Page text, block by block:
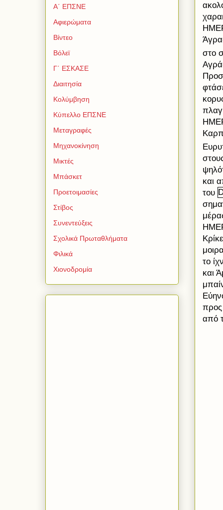
στο
και
του
το
και
προς
από
Α΄ ΕΠΣΝΕ
Αφιερώματα
Βίντεο
Βόλεϊ
Γ΄ ΕΣΚΑΣΕ
Διαιτησία
Κολύμβηση
Κύπελλο ΕΠΣΝΕ
Μεταγραφές
Μηχανοκίνηση
Μικτές
Μπάσκετ
Προετοιμασίες
Στίβος
Συνεντεύξεις
Σχολικά Πρωταθλήματα
Φιλικά
Χιονοδρομία